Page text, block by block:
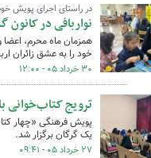
در راستای اجرای پویش
نواربافی در
خود را به عشق زائران
۳۰ خرداد ۰۵ - ۱۲:۰۰
ترویج کتاب‌خوانی
یک گرگان برگزار شد.
۲۷ خرداد ۰۵ - ۰۹:۴۱